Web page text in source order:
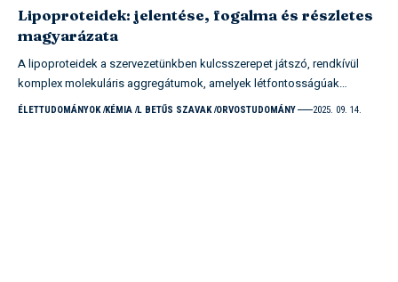
Lipoproteidek: jelentése, fogalma és részletes
magyarázata
A lipoproteidek a szervezetünkben kulcsszerepet játszó, rendkívül
komplex molekuláris aggregátumok, amelyek létfontosságúak…
ÉLETTUDOMÁNYOK KÉMIA L BETŰS SZAVAK ORVOSTUDOMÁNY 2025. 09. 14.